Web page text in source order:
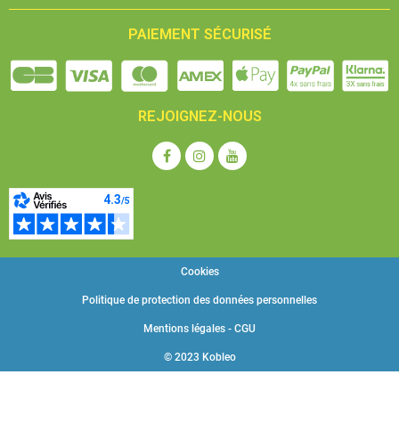
PAIEMENT SÉCURISÉ
REJOIGNEZ-NOUS
© 2023 Kobleo
Mentions légales - CGU
Politique de protection des données personnelles
Cookies